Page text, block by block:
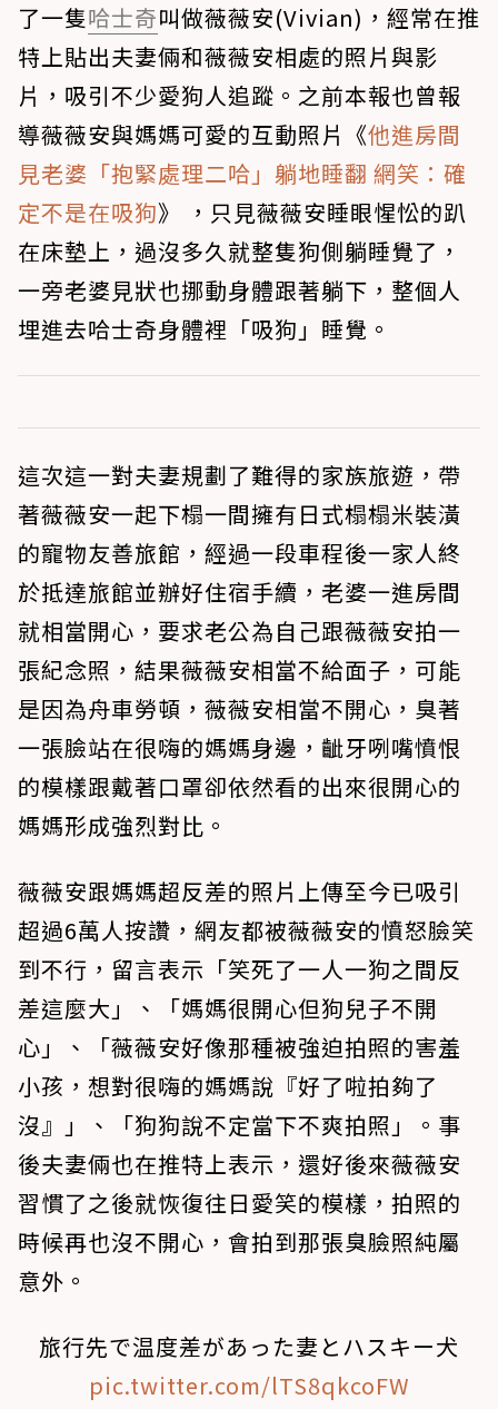
了一隻哈士奇叫做薇薇安(Vivian)，經常在推
特上貼出夫妻倆和薇薇安相處的照片與影
片，吸引不少愛狗人追蹤。之前本報也曾報
導薇薇安與媽媽可愛的互動照片《他進房間
見老婆「抱緊處理二哈」躺地睡翻 網笑：確
定不是在吸狗》 ，只見薇薇安睡眼惺忪的趴
在床墊上，過沒多久就整隻狗側躺睡覺了，
一旁老婆見狀也挪動身體跟著躺下，整個人
埋進去哈士奇身體裡「吸狗」睡覺。
這次這一對夫妻規劃了難得的家族旅遊，帶
著薇薇安一起下榻一間擁有日式榻榻米裝潢
的寵物友善旅館，經過一段車程後一家人終
於抵達旅館並辦好住宿手續，老婆一進房間
就相當開心，要求老公為自己跟薇薇安拍一
張紀念照，結果薇薇安相當不給面子，可能
是因為舟車勞頓，薇薇安相當不開心，臭著
一張臉站在很嗨的媽媽身邊，齜牙咧嘴憤恨
的模樣跟戴著口罩卻依然看的出來很開心的
媽媽形成強烈對比。
薇薇安跟媽媽超反差的照片上傳至今已吸引
超過6萬人按讚，網友都被薇薇安的憤怒臉笑
到不行，留言表示「笑死了一人一狗之間反
差這麼大」、「媽媽很開心但狗兒子不開
心」、「薇薇安好像那種被強迫拍照的害羞
小孩，想對很嗨的媽媽說『好了啦拍夠了
沒』」、「狗狗說不定當下不爽拍照」。事
後夫妻倆也在推特上表示，還好後來薇薇安
習慣了之後就恢復往日愛笑的模樣，拍照的
時候再也沒不開心，會拍到那張臭臉照純屬
意外。
旅行先で温度差があった妻とハスキー犬
pic.twitter.com/lTS8qkcoFW